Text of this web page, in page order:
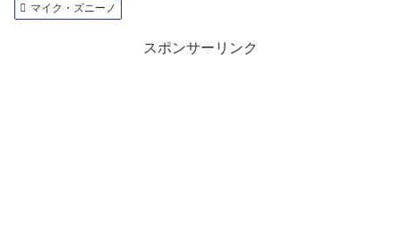
マイク・ズニーノ
スポンサーリンク